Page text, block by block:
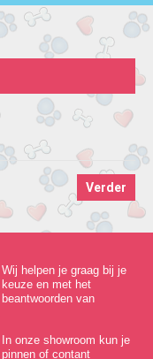
Verder
Wij helpen je graag bij je
keuze en met het
beantwoorden van
In onze showroom kun je
pinnen of contant